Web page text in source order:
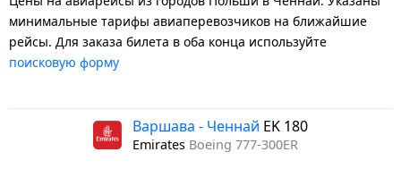
минимальные тарифы авиаперевозчиков на ближайшие
рейсы. Для заказа билета в оба конца используйте
поисковую форму
Варшава - Ченнай EK 180
Emirates Boeing 777-300ER